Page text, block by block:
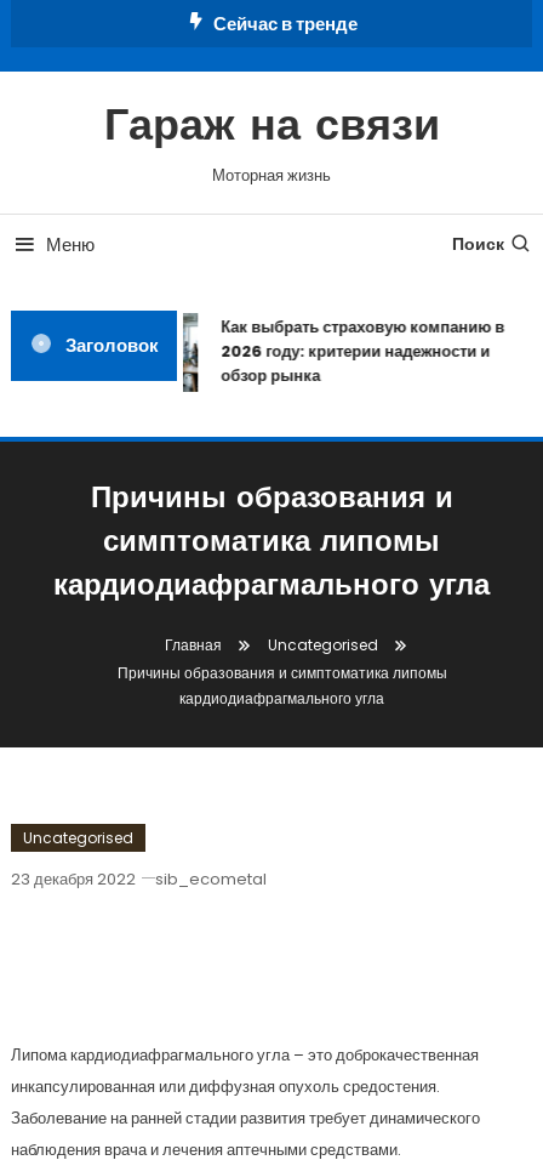
Сейчас в тренде
Гараж на связи
Моторная жизнь
Меню Поиск
Заголовок
Как выбрать страховую компанию в
2026 году: критерии надежности и
обзор рынка
Причины образования и
симптоматика липомы
кардиодиафрагмального угла
Главная
Uncategorised
Причины образования и симптоматика липомы
кардиодиафрагмального угла
Uncategorised
23 декабря 2022 sib_ecometal
Липома кардиодиафрагмального угла – это доброкачественная
инкапсулированная или диффузная опухоль средостения.
Заболевание на ранней стадии развития требует динамического
наблюдения врача и лечения аптечными средствами.